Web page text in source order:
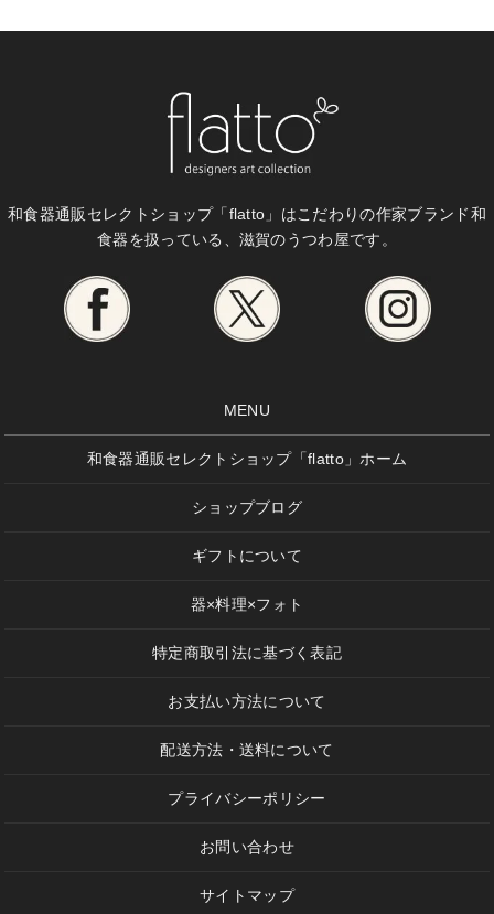
和食器通販セレクトショップ「flatto」はこだわりの作家ブランド和
食器を扱っている、滋賀のうつわ屋です。
MENU
和食器通販セレクトショップ「flatto」ホーム
ショップブログ
ギフトについて
器×料理×フォト
特定商取引法に基づく表記
お支払い方法について
配送方法・送料について
プライバシーポリシー
お問い合わせ
サイトマップ